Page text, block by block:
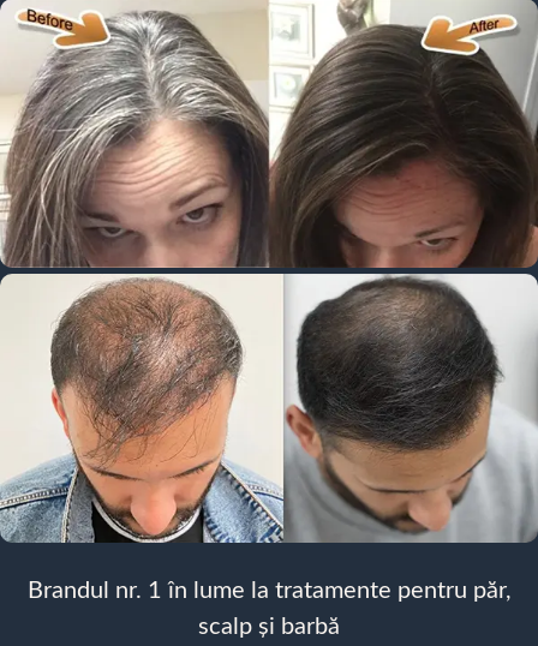
Brandul nr. 1 în lume la tratamente pentru păr,
scalp și barbă